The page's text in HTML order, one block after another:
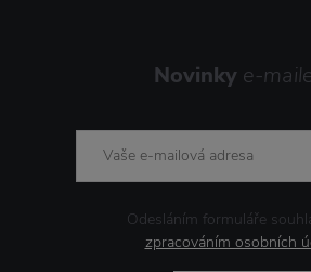
Novinky e-
Odesláním formuláře
zpracováním osobních